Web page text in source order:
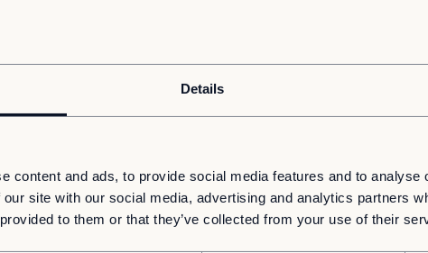
Details
content and ads, to provide social media features and to analyse
site with our social media, advertising and analytics partners
to them or that they’ve collected from your use of their
för att säkerställa kvalitet
en säker arbetsmiljö
avvikelser till supervisor
idéer för förbättring av arbetsflöden
när teamet växer,